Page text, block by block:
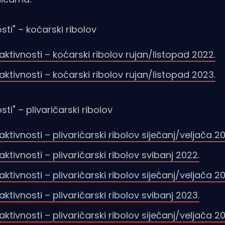
– koćarski ribolov
– koćarski ribolov rujan/listopad 2022.
– koćarski ribolov rujan/listopad 2023.
– plivaričarski ribolov
– plivaričarski ribolov siječanj/veljača
– plivaričarski ribolov svibanj 2022.
– plivaričarski ribolov siječanj/veljača
– plivaričarski ribolov svibanj 2023.
– plivaričarski ribolov siječanj/veljača